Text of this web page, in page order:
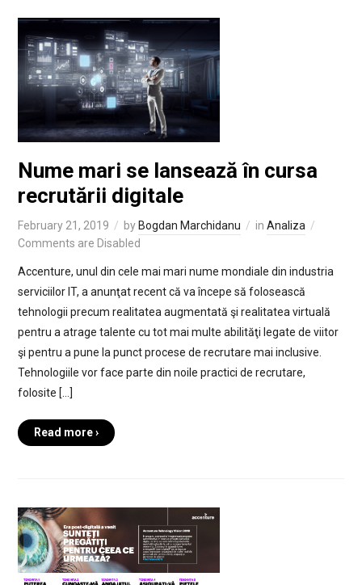
Nume mari se lansează în cursa
recrutării digitale
February 21, 2019 by Bogdan Marchidanu in Analiza
Comments are Disabled
Accenture, unul din cele mai mari nume mondiale din industria
serviciilor IT, a anunţat recent că va începe să folosească
tehnologii precum realitatea augmentată şi realitatea virtuală
pentru a atrage talente cu tot mai multe abilităţi legate de viitor
şi pentru a pune la punct procese de recrutare mai inclusive.
Tehnologiile vor face parte din noile practici de recrutare,
folosite […]
Read more ›